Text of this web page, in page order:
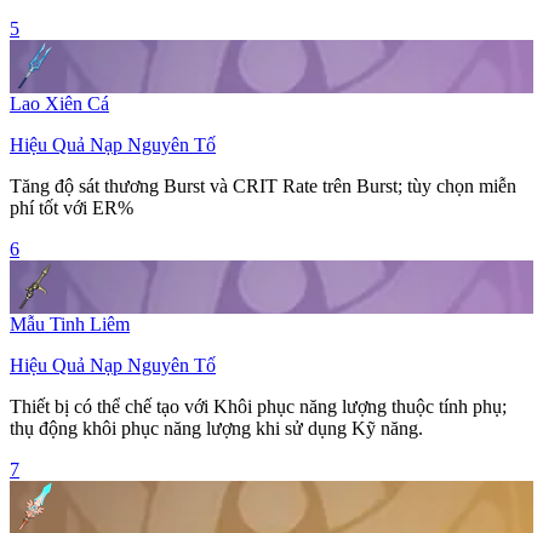
5
Lao Xiên Cá
Hiệu Quả Nạp Nguyên Tố
Tăng độ sát thương Burst và CRIT Rate trên Burst; tùy chọn miễn
phí tốt với ER%
6
Mẫu Tinh Liêm
Hiệu Quả Nạp Nguyên Tố
Thiết bị có thể chế tạo với Khôi phục năng lượng thuộc tính phụ;
thụ động khôi phục năng lượng khi sử dụng Kỹ năng.
7